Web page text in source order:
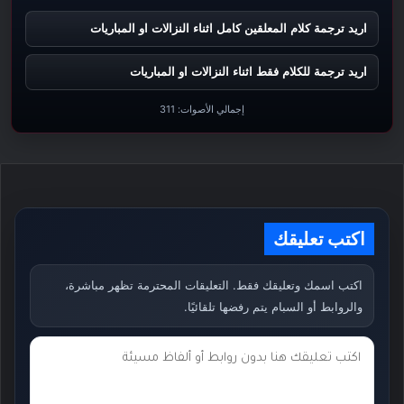
اريد ترجمة كلام المعلقين كامل اثناء النزالات او المباريات
اريد ترجمة للكلام فقط اثناء النزالات او المباريات
إجمالي الأصوات: 311
اكتب تعليقك
اكتب اسمك وتعليقك فقط. التعليقات المحترمة تظهر مباشرة،
والروابط أو السبام يتم رفضها تلقائيًا.
ت